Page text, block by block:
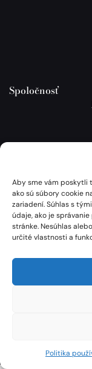
Aby sme vám poskytli
ako sú súbory cookie
zariadení. Súhlas s
údaje, ako je
stránke. Nesúhlas
určité vlastnosti a
Politika
Spoločnosť
Mapa
Lignotesting, a. s. © 2024